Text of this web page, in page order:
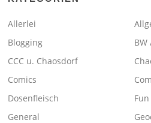
Allerlei
Blogging
BW
CCC u. Chaosdorf
Comics
Dosenfleisch
Fun
General